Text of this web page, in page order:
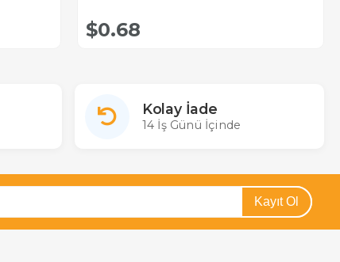
$0.68
Kolay İade
14 İş Günü İçinde
Kayıt Ol